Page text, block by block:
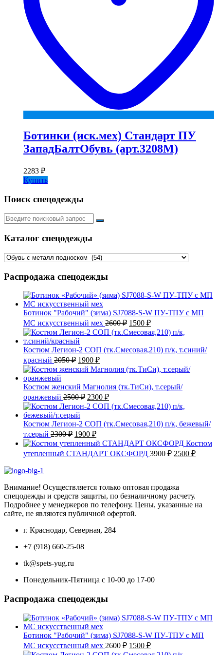
Ботинки (иск.мех) Стандарт ПУ
ЗападБалтОбувь (арт.3208М)
2283 ₽
Купить
Поиск спецодежды
Искать:
Каталог спецодежды
Распродажа спецодежды
Ботинок "Рабочий" (зима) SJ7088-S-W ПУ-ТПУ с МП
МС искусственный мех 2600₽ Первоначальная
цена
составляла
2600 ₽.
1500 ₽Текущая
цена:
Костюм Легион-2 СОП (тк.Смесовая,210) п/к, т.синий/
красный 2050₽ Первоначальная
цена
составляла
2050 ₽.
1900 ₽Текущая
цена:
Костюм женский Магнолия (тк.ТиСи), т.серый/
оранжевый 2500₽ Первоначальная
цена
составляла
2500 ₽.
2300 ₽Текущая
цена:
Костюм Легион-2 СОП (тк.Смесовая,210) п/к, бежевый/
т.серый 2300₽ Первоначальная
цена
составляла
2300 ₽.
1900 ₽Текущая
цена:
1900 ₽.
Костюм
утепленный СТАНДАРТ ОКСФОРД 3900₽ 2500 ₽
Внимание! Осуществляется только оптовая продажа
спецодежды и средств защиты, по безналичному расчету.
Подробнее у менеджеров по телефону. Цены, указанные на
сайте, не являются публичной офертой.
г. Краснодар, Северная, 284
+7 (918) 660-25-08
tk@spets-yug.ru
Понедельник-Пятница с 10-00 до 17-00
Распродажа спецодежды
Ботинок "Рабочий" (зима) SJ7088-S-W ПУ-ТПУ с МП
МС искусственный мех 2600₽ Первоначальная
цена
1500 ₽Текущая
цена: